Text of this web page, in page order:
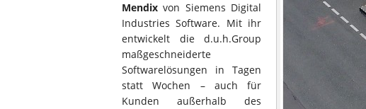
Mendix von Siemens Digital
Industries Software. Mit ihr
entwickelt die d.u.h.Group
maßgeschneiderte
Softwarelösungen in Tagen
statt Wochen – auch für
Kunden außerhalb des